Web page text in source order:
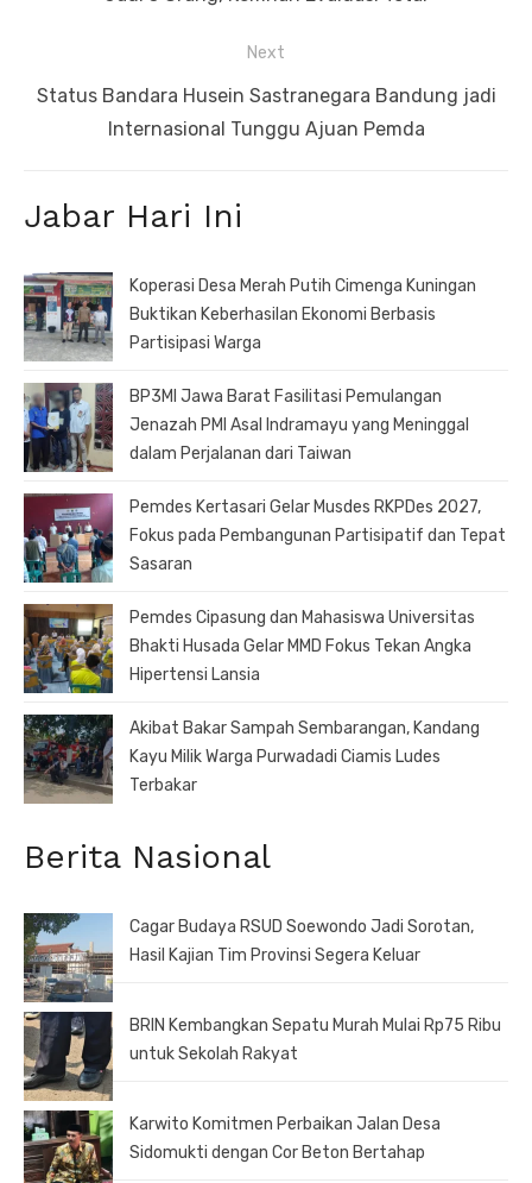
Next
Next
Status Bandara Husein Sastranegara Bandung jadi
Internasional Tunggu Ajuan Pemda
Jabar Hari Ini
Koperasi Desa Merah Putih Cimenga Kuningan
Buktikan Keberhasilan Ekonomi Berbasis
Partisipasi Warga
BP3MI Jawa Barat Fasilitasi Pemulangan
Jenazah PMI Asal Indramayu yang Meninggal
dalam Perjalanan dari Taiwan
Pemdes Kertasari Gelar Musdes RKPDes 2027,
Fokus pada Pembangunan Partisipatif dan Tepat
Sasaran
Pemdes Cipasung dan Mahasiswa Universitas
Bhakti Husada Gelar MMD Fokus Tekan Angka
Hipertensi Lansia
Akibat Bakar Sampah Sembarangan, Kandang
Kayu Milik Warga Purwadadi Ciamis Ludes
Terbakar
Berita Nasional
Cagar Budaya RSUD Soewondo Jadi Sorotan,
Hasil Kajian Tim Provinsi Segera Keluar
BRIN Kembangkan Sepatu Murah Mulai Rp75 Ribu
untuk Sekolah Rakyat
Karwito Komitmen Perbaikan Jalan Desa
Sidomukti dengan Cor Beton Bertahap